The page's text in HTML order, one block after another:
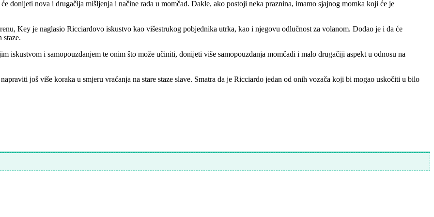
donijeti nova i drugačija mišljenja i načine rada u momčad. Dakle, ako postoji neka praznina, imamo sjajnog momka koji će je
Key je naglasio Ricciardovo iskustvo kao višestrukog pobjednika utrka, kao i njegovu odlučnost za volanom. Dodao je i da će
staze.
iskustvom i samopouzdanjem te onim što može učiniti, donijeti više samopouzdanja momčadi i malo drugačiji aspekt u odnosu na
još više koraka u smjeru vraćanja na stare staze slave. Smatra da je Ricciardo jedan od onih vozača koji bi mogao uskočiti u bilo